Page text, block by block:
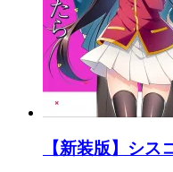
【新装版】シ